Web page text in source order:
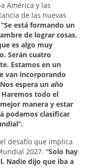
América y las
de las nuevas
“Se está formando un
de lograr cosas.
es algo muy
Serán cuatro
Estamos en un
van incorporando
espera un año
todo el
manera y estar
podamos clasificar
desafío que implica
2027. “Solo hay
Nadie dijo que iba a